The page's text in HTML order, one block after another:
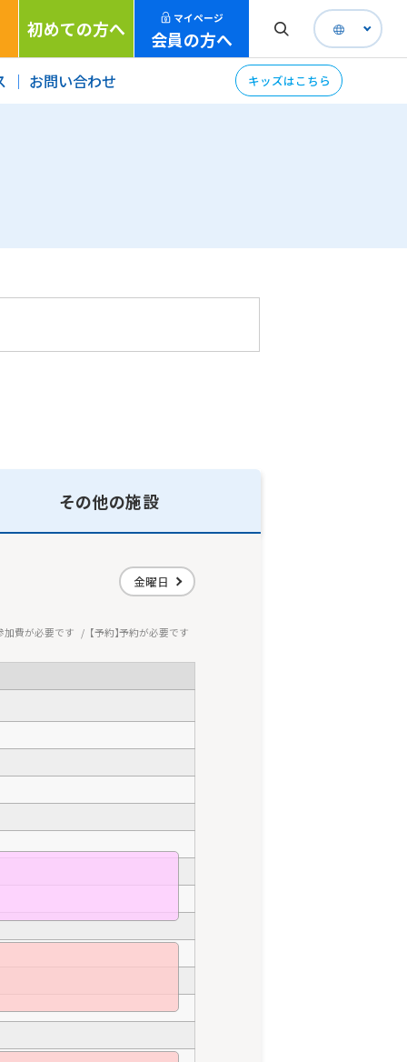
初めての方へ マイページ
会員の方へ
お問い合わせ キッズはこちら
その他の施設
金曜日
加費が必要です 予約 予約が必要です